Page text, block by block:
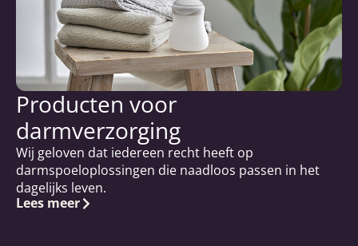
Producten voor
darmverzorging
Wij geloven dat iedereen recht heeft op
darmspoeloplossingen die naadloos passen in het
dagelijks leven.
Lees meer